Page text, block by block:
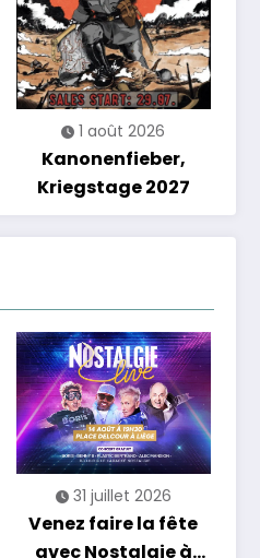
découvertes et
énergie reggae
1 août 2026
Kanonenfieber,
Kriegstage 2027
31 juillet 2026
Venez faire la fête
avec Nostalgie à